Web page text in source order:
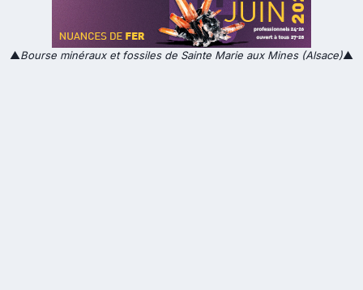
▲Bourse minéraux et fossiles de Sainte Marie aux Mines (Alsace)▲